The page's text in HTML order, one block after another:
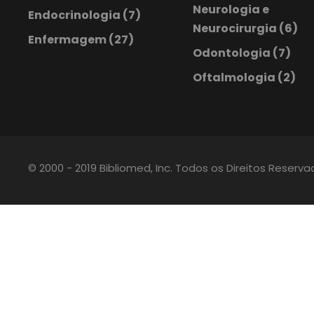
Endocrinologia (7)
Enfermagem(27)
Neurologia e
Neurocirurgia (6)
Odontologia (7)
Oftalmologia (2)
© 2000 - 2019 Bibliomed, Inc. Todos os Direitos